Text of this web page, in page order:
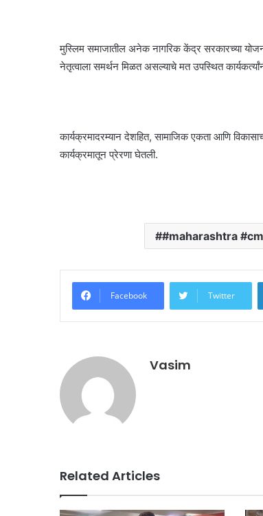
मुस्लिम समाजातील अनेक नागरिक केंद्र सरकारच्या
नेतृत्वाला समर्थन मिळत असल्याचे मत उपस्थित
कार्यक्रमादरम्यान देशहित, सामाजिक एकता आणि
कार्यक्रमातून प्रेरणा घेतली.
#maharashtra
Facebook Twitter
Vasim
Related Articles